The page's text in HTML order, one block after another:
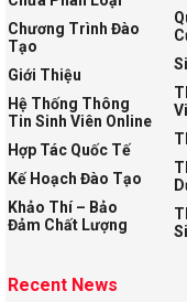
Chương Trình Đào
Tạo
Giới Thiệu
Hệ Thống Thông
Tin Sinh Viên Online
Hợp Tác Quốc Tế
Kế Hoạch Đào Tạo
Khảo Thí – Bảo
Đảm Chất Lượng
Recent News